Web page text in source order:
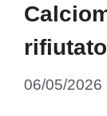
06/05/2026